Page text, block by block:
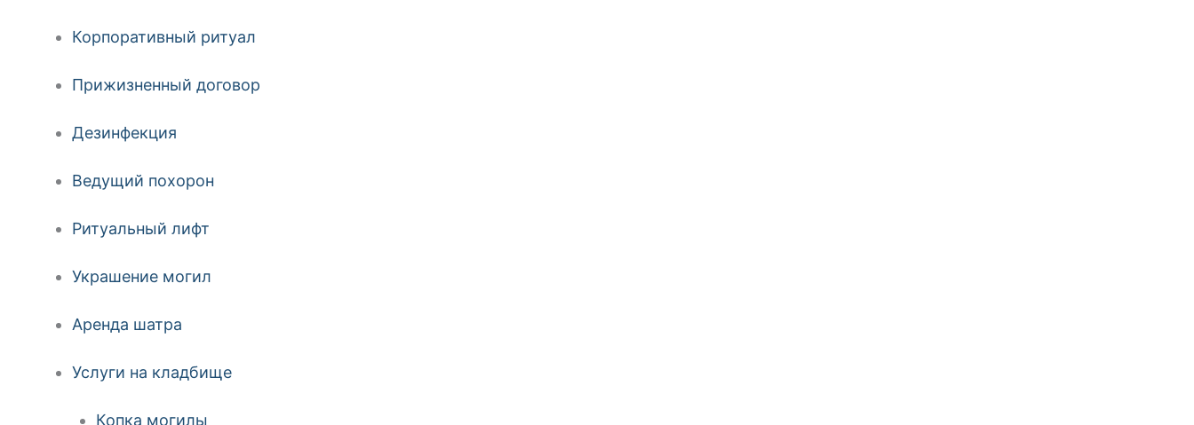
Корпоративный ритуал
Прижизненный договор
Дезинфекция
Ведущий похорон
Ритуальный лифт
Украшение могил
Аренда шатра
Услуги на кладбище
Копка могилы